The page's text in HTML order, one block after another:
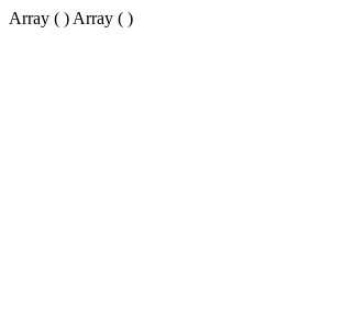
Array ( ) Array ( )